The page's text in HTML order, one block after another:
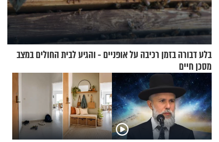
בלע דבורה בזמן רכיבה על אופניים - והגיע לבית החולים במצב
מסכן חיים